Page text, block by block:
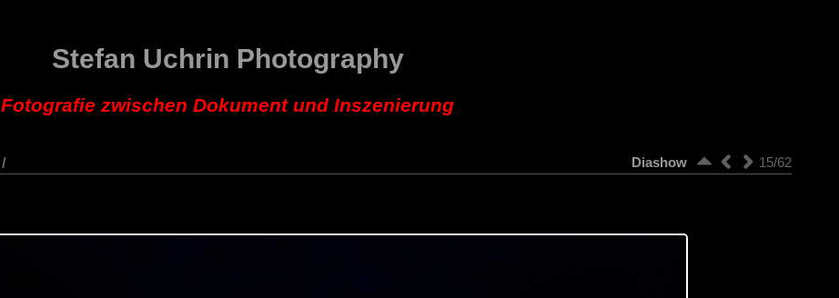
Stefan Uchrin Photography
Fotografie zwischen Dokument und Inszenierung
/ 15/62
Diashow